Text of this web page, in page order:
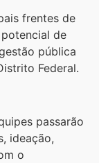
frentes de
de
pública
Federal.
passarão
ideação,
o